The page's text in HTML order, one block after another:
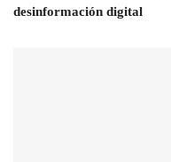
desinformación digital